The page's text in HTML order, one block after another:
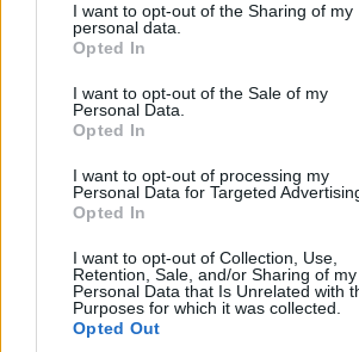
I want to opt-out of the Sharing of my
personal data.
Opted In
I want to opt-out of the Sale of my
Personal Data.
Opted In
I want to opt-out of processing my
Personal Data for Targeted
Opted In
I want to opt-out of Collection, Use,
Retention, Sale, and/or Sharing of my
Personal Data that Is Unrelated with
Purposes for which it was collected.
Opted Out
οποίο δυστυχώς δεν πρόλαβε
λίστες με τα καλύτερα της